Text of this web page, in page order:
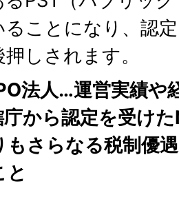
ることになり、認
しされます。
法人…運営実績や
から認定を受け
もさらなる税制優
と